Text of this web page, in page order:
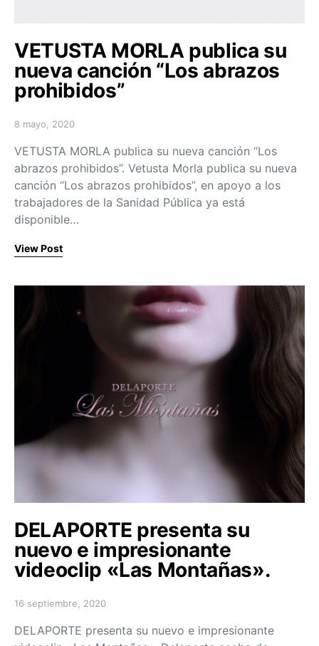
VETUSTA MORLA publica su
nueva canción “Los abrazos
prohibidos”
Posted on
8 mayo, 2020
VETUSTA MORLA publica su nueva canción “Los
abrazos prohibidos”. Vetusta Morla publica su nueva
canción “Los abrazos prohibidos”, en apoyo a los
trabajadores de la Sanidad Pública ya está
disponible…
View Post
DELAPORTE presenta su
nuevo e impresionante
videoclip «Las Montañas».
Posted on
16 septiembre, 2020
DELAPORTE presenta su nuevo e impresionante